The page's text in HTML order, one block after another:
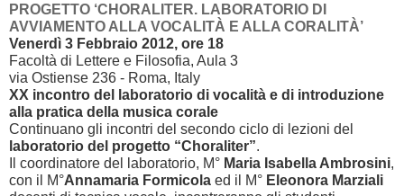
PROGETTO ‘CHORALITER. LABORATORIO DI
AVVIAMENTO ALLA VOCALITÀ E ALLA CORALITÀ’
Venerdì 3 Febbraio 2012, ore 18
Facoltà di Lettere e Filosofia, Aula 3
via Ostiense 236 - Roma, Italy
XX incontro del laboratorio di vocalità e di introduzione
alla pratica della musica corale
Continuano gli incontri del secondo ciclo di lezioni del
laboratorio del progetto “Choraliter”.
Il coordinatore del laboratorio, M° Maria Isabella Ambrosini,
con il M°Annamaria Formicola ed il M° Eleonora Marziali